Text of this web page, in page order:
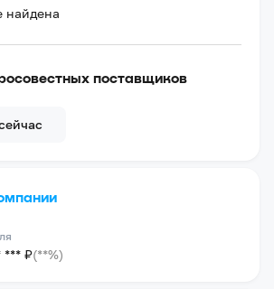
найдена
поставщиков
*** ₽(**%)